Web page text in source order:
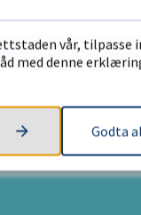
vår, tilpasse
med denne
Godta